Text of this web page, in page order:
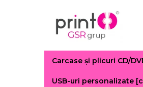
Carcase și plicuri CD/
USB-uri personalizate